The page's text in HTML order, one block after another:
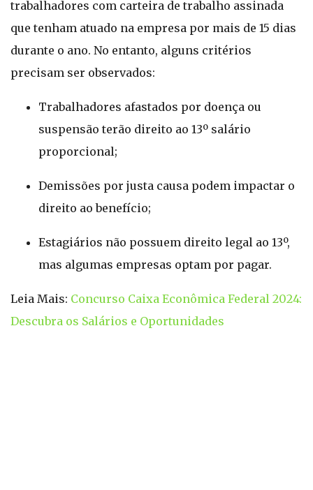
trabalhadores com carteira de trabalho assinada
que tenham atuado na empresa por mais de 15 dias
durante o ano. No entanto, alguns critérios
precisam ser observados:
Trabalhadores afastados por doença ou
suspensão terão direito ao 13º salário
proporcional;
Demissões por justa causa podem impactar o
direito ao benefício;
Estagiários não possuem direito legal ao 13º,
mas algumas empresas optam por pagar.
Leia Mais: Concurso Caixa Econômica Federal 2024:
Descubra os Salários e Oportunidades